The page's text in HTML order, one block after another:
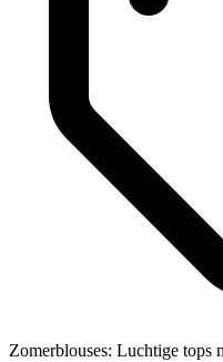
Zomerblouses: Luchtige tops